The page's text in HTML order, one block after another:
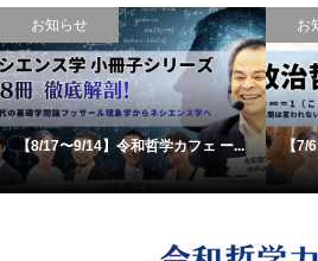
お知らせ
【8/17〜9/14】令和哲学カフェ ー...
お
【7/